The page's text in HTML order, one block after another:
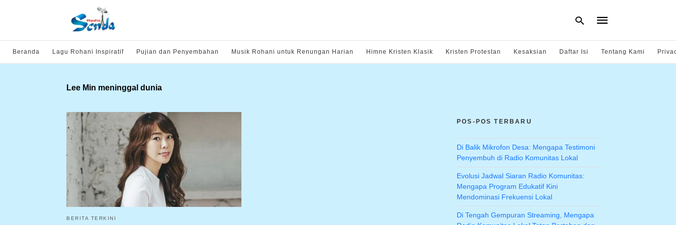
Beranda Lagu Rohani Inspiratif Pujian dan Penyembahan Musik Rohani untuk Renungan Harian Himne Kristen Klasik Kristen Protestan Kesaksian Daftar Isi Tentang Kami
Lee Min meninggal dunia
BERITA TERKINI
POS-POS TERBARU
Di Balik Mikrofon Desa: Mengapa Testimoni
Penyembuh di Radio Komunitas Lokal
Evolusi Jadwal Siaran Radio Komunitas:
Mengapa Program Edukatif Kini
Mendominasi Frekuensi Lokal
Di Tengah Gempuran Streaming, Mengapa